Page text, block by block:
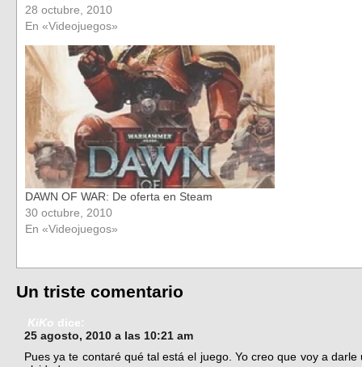
28 octubre, 2010
En «Videojuegos»
DAWN OF WAR: De oferta en Steam
30 octubre, 2010
En «Videojuegos»
Un triste comentario
KiKo dice:
25 agosto, 2010 a las 10:21 am
Pues ya te contaré qué tal está el juego. Yo creo que voy a